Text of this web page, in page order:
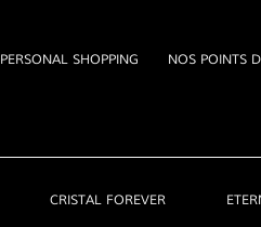
PERSONAL SHOPPING NOS POINTS
CRISTAL FOREVER